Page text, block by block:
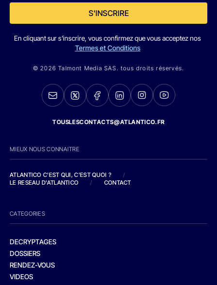
S'INSCRIRE
En cliquant sur s'inscrire, vous confirmez que vous acceptez nos
Termes et Conditions
© 2026 Talmont Media SAS. tous droits réservés.
TOUSLESCONTACTS@ATLANTICO.FR
MIEUX NOUS CONNAITRE
ATLANTICO C'EST QUI, C'EST QUOI ?
/
LE RESEAU D'ATLANTICO
/ CONTACT
CATEGORIES
DECRYPTAGES
DOSSIERS
RENDEZ-VOUS
VIDEOS